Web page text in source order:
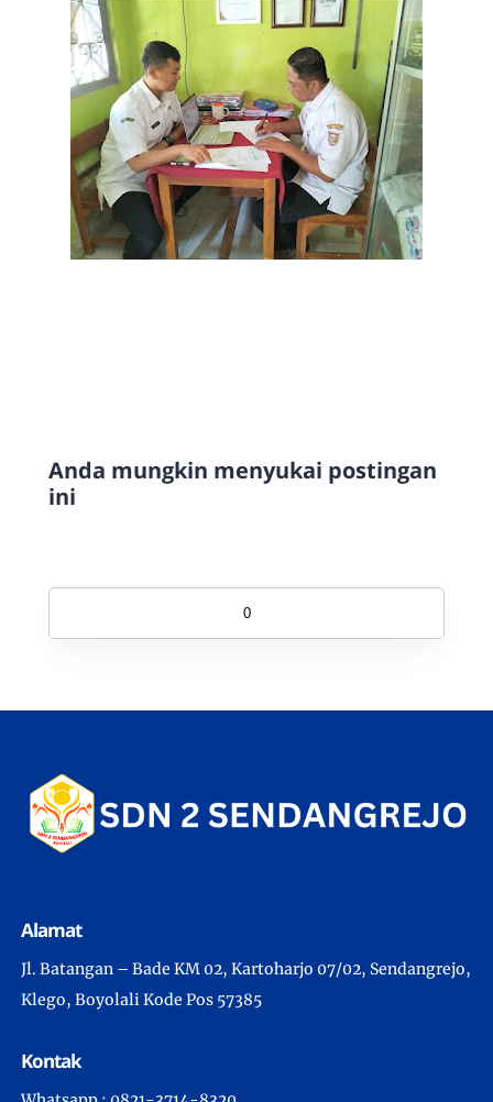
Anda mungkin menyukai postingan
ini
0
Alamat
Jl. Batangan – Bade KM 02, Kartoharjo 07/02, Sendangrejo,
Klego, Boyolali Kode Pos 57385
Kontak